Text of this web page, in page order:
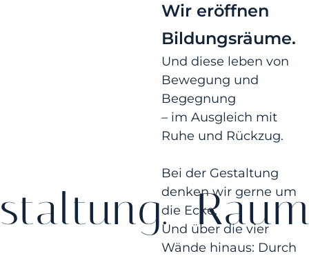
Wir eröffnen
Bildungsräume.
Und diese leben von
Bewegung und
Begegnung
– im Ausgleich mit
Ruhe und Rückzug.
Bei der Gestaltung
denken wir gerne um
die Ecke.
Und über die vier
Wände hinaus: Durch